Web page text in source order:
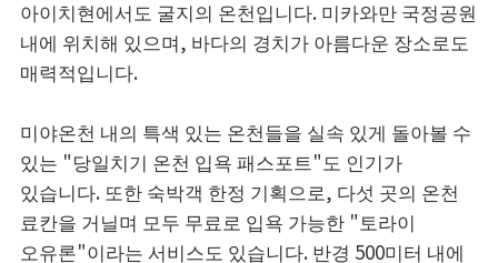
아이치현에서도 굴지의 온천입니다. 미카와만 국정공원
내에 위치해 있으며, 바다의 경치가 아름다운 장소로도
매력적입니다.
미야온천 내의 특색 있는 온천들을 실속 있게 돌아볼 수
있는 "당일치기 온천 입욕 패스포트"도 인기가
있습니다. 또한 숙박객 한정 기획으로, 다섯 곳의 온천
료칸을 거닐며 모두 무료로 입욕 가능한 "토라이
오유론"이라는 서비스도 있습니다. 반경 500미터 내에